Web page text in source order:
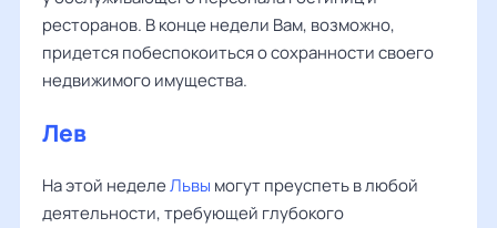
ресторанов. В конце недели Вам, возможно,
придется побеспокоиться о сохранности своего
недвижимого имущества.
Лев
На этой неделеЛьвы могут преуспеть в любой
деятельности, требующей глубокого